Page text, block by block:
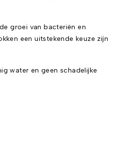
groei van bacteriën en
een uitstekende keuze zijn
water en geen schadelijke